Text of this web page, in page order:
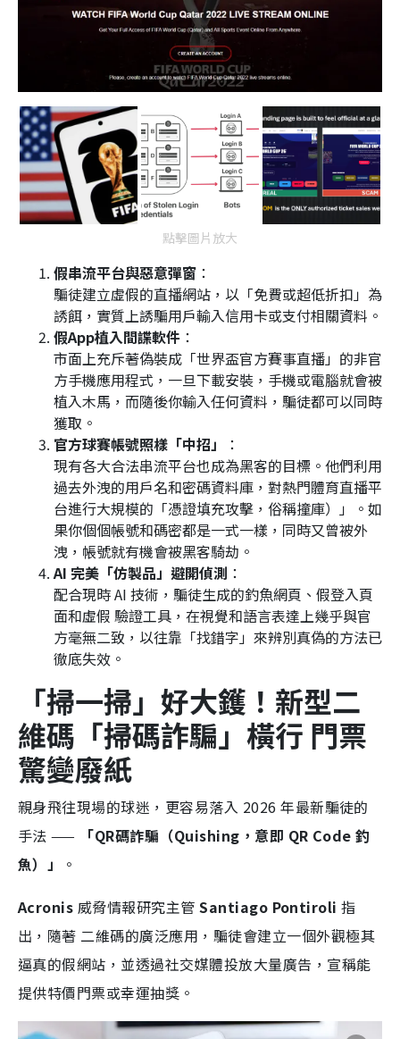
點擊圖片放大
假串流平台與惡意彈窗 ：
騙徒建立虛假的直播網站，以「免費或超低折扣」為
誘餌，實質上誘騙用戶輸入信用卡或支付相關資料。
假App植入間諜軟件 ：
市面上充斥著偽裝成「世界盃官方賽事直播」的非官
方手機應用程式，一旦下載安裝，手機或電腦就會被
植入木馬，而隨後你輸入任何資料，騙徒都可以同時
獲取。
官方球賽帳號照樣「中招」
：
現有各大合法串流平台也成為黑客的目標。他們利用
過去外洩的用戶名和密碼資料庫，對熱門體育直播平
台進行大規模的「憑證填充攻擊，俗稱撞庫）」。如
果你個個帳號和碼密都是一式一樣，同時又曾被外
洩，帳號就有機會被黑客騎劫。
AI 完美「仿製品」避開偵測 ：
配合現時 AI 技術，騙徒生成的釣魚網頁、假登入頁
面和虛假 驗證工具，在視覺和語言表達上幾乎與官
方毫無二致，以往靠「找錯字」來辨別真偽的方法已
徹底失效。
「掃一掃」好大鑊！新型二
維碼「掃碼詐騙」橫行 門票
驚變廢紙
親身飛往現場的球迷，更容易落入 2026 年最新騙徒的
手法 ——
「QR碼詐騙（Quishing，意即 QR Code 釣
魚）」
。
Acronis 威脅情報研究主管Santiago Pontiroli指
出，隨著 二維碼的廣泛應用，騙徒會建立一個外觀極其
逼真的假網站，並透過社交媒體投放大量廣告，宣稱能
提供特價門票或幸運抽獎。